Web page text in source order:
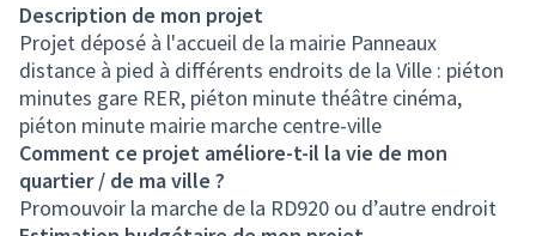
Description de mon projet
Projet déposé à l'accueil de la mairie Panneaux
distance à pied à différents endroits de la Ville : piéton
minutes gare RER, piéton minute théâtre cinéma,
piéton minute mairie marche centre-ville
Comment ce projet améliore-t-il la vie de mon
quartier / de ma ville ?
Promouvoir la marche de la RD920 ou d’autre endroit